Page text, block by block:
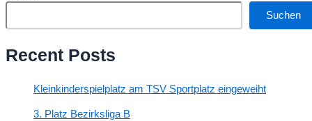
Suchen
Recent Posts
Kleinkinderspielplatz am TSV Sportplatz eingeweiht
3. Platz Bezirksliga B